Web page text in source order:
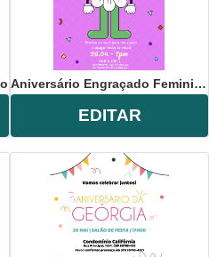
Aniversário Engraçado Feminino
EDITAR